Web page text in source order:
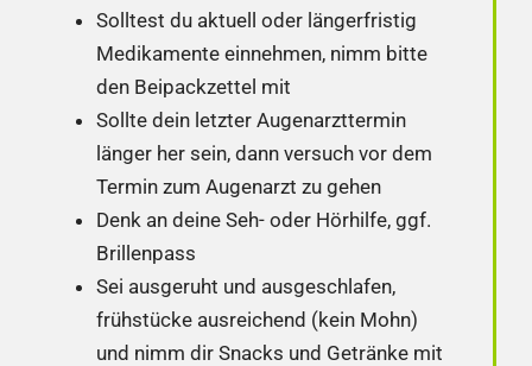
Solltest du aktuell oder längerfristig
Medikamente einnehmen, nimm bitte
den Beipackzettel mit
Sollte dein letzter Augenarzttermin
länger her sein, dann versuch vor dem
Termin zum Augenarzt zu gehen
Denk an deine Seh- oder Hörhilfe, ggf.
Brillenpass
Sei ausgeruht und ausgeschlafen,
frühstücke ausreichend (kein Mohn)
und nimm dir Snacks und Getränke mit